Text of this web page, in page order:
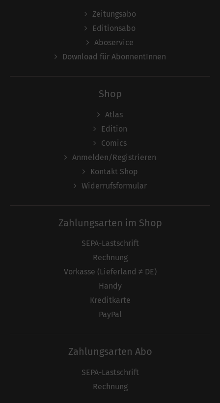
Zeitungsabo
Editionsabo
Aboservice
Download für AbonnentInnen
Shop
Atlas
Edition
Comics
Anmelden/Registrieren
Kontakt Shop
Widerrufsformular
Zahlungsarten im Shop
SEPA-Lastschrift
Rechnung
Vorkasse (Lieferland ≠ DE)
Handy
Kreditkarte
PayPal
Zahlungsarten Abo
SEPA-Lastschrift
Rechnung